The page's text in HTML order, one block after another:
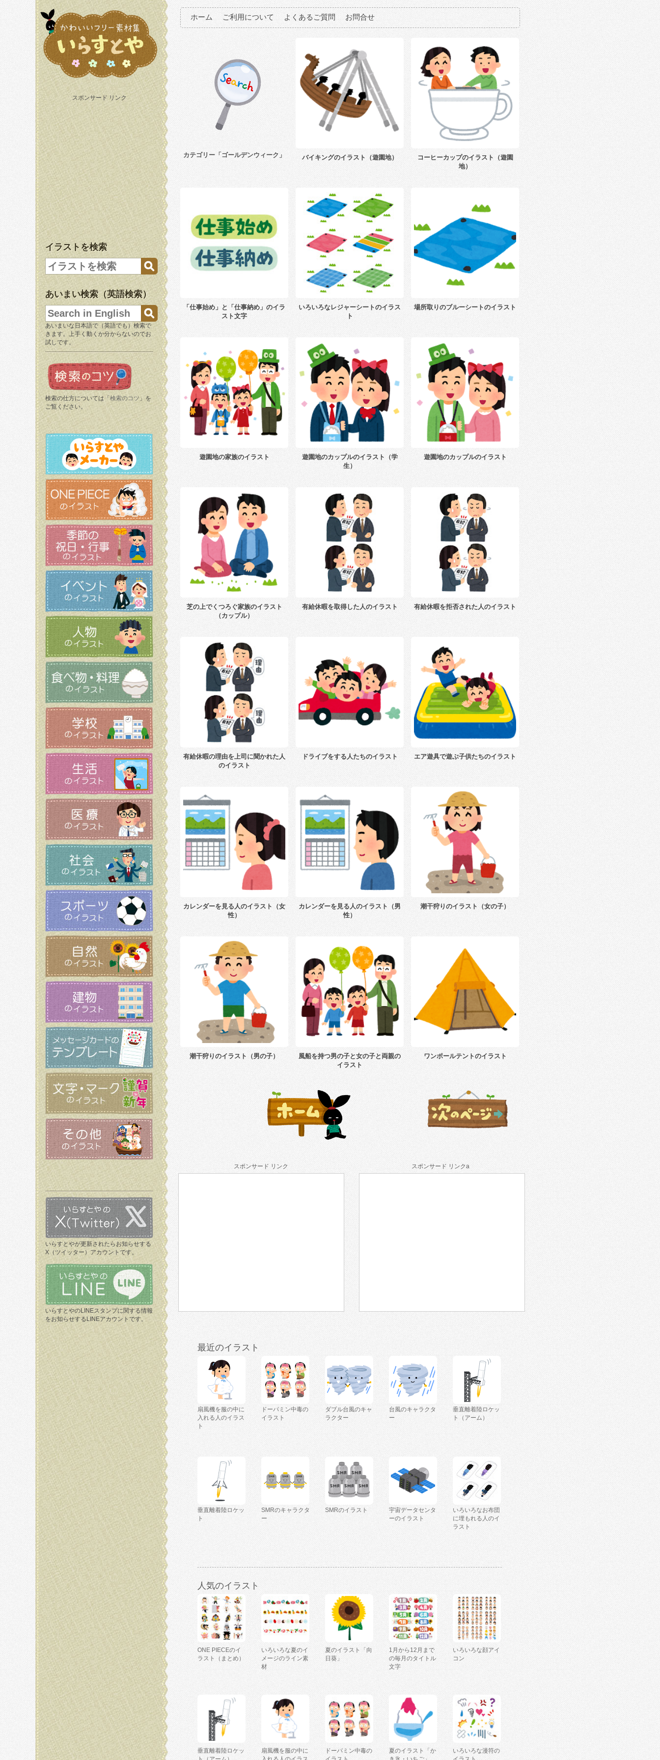
スポンサード リンク
イラストを検索
あいまい検索（英語検索）
あいまいな日本語で（英語でも）検索で
きます。上手く動くか分からないのでお
試しです。
検索の仕方については「 検索のコツ 」を
ご覧ください。
いらすとやが更新されたらお知らせする
X（ツイッター）アカウントです。
いらすとやのLINEスタンプに関する情報
をお知らせするLINEアカウントです。
ホーム ご利用について よくあるご質問 お問合せ
カテゴリー「ゴールデンウィーク」 バイキングのイラスト（遊園地）
コーヒーカップのイラスト（遊園
地）
「仕事始め」と「仕事納め」のイラ
スト文字
いろいろなレジャーシートのイラス
ト
場所取りのブルーシートのイラスト
遊園地の家族のイラスト
遊園地のカップルのイラスト（学
生）
遊園地のカップルのイラスト
芝の上でくつろぐ家族のイラスト
（カップル）
有給休暇を取得した人のイラスト 有給休暇を拒否された人のイラスト
有給休暇の理由を上司に聞かれた人
のイラスト
ドライブをする人たちのイラスト エア遊具で遊ぶ子供たちのイラスト
カレンダーを見る人のイラスト（女
性）
カレンダーを見る人のイラスト（男
性）
潮干狩りのイラスト（女の子）
潮干狩りのイラスト（男の子）
風船を持つ男の子と女の子と両親の
イラスト
ワンポールテントのイラスト
スポンサード リンク スポンサード リンクa
最近のイラスト
扇風機を服の中に
入れる人のイラス
ト
ドーパミン中毒の
イラスト
ダブル台風のキャ
ラクター
台風のキャラクタ
ー
垂直離着陸ロケッ
ト（アーム）
垂直離着陸ロケッ
ト
SMRのキャラクタ
ー
SMRのイラスト
宇宙データセンタ
ーのイラスト
いろいろなお布団
に埋もれる人のイ
ラスト
人気のイラスト
ONE PIECEのイ
ラスト（まとめ）
いろいろな夏のイ
メージのライン素
材
夏のイラスト「向
日葵」
1月から12月まで
の毎月のタイトル
文字
いろいろな顔アイ
コン
垂直離着陸ロケッ
扇風機を服の中に
ドーパミン中毒の
夏のイラスト「か
いろいろな漫符の